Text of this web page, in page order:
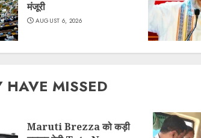
मंजूरी
AUGUST 6, 2026
HAVE MISSED
Maruti Brezza को कड़ी